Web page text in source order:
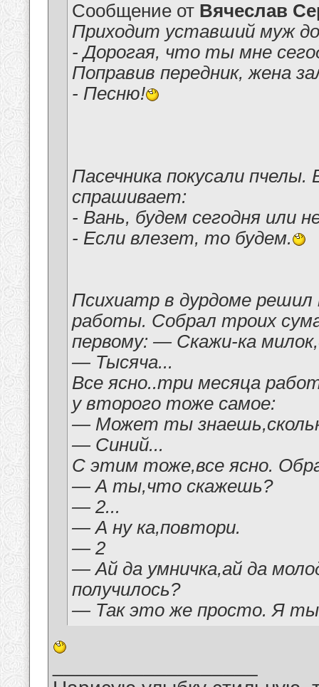
Сообщение от Вячеслав
Приходит уставший муж
- Дорогая, что ты мне
Поправив передник, жена
- Песню!
Пасечника покусали пчелы.
спрашивает:
- Вань, будем сегодня или
- Если влезет, то будем.
Психиатр в дурдоме
работы. Собрал троих
первому: — Скажи-ка
— Тысяча...
Все ясно..три месяца
у второго тоже самое:
— Может ты
— Синий...
С этим тоже,все ясно.
— А ты,что скажешь?
— 2...
— А ну ка,повтори.
— 2
— Ай да умничка,ай да
получилось?
— Так это же просто. Я